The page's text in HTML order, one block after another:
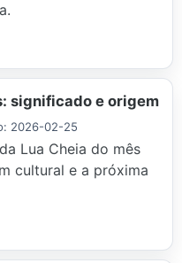
significado e origem
2026-02-25
Lua Cheia do mês
cultural e a próxima